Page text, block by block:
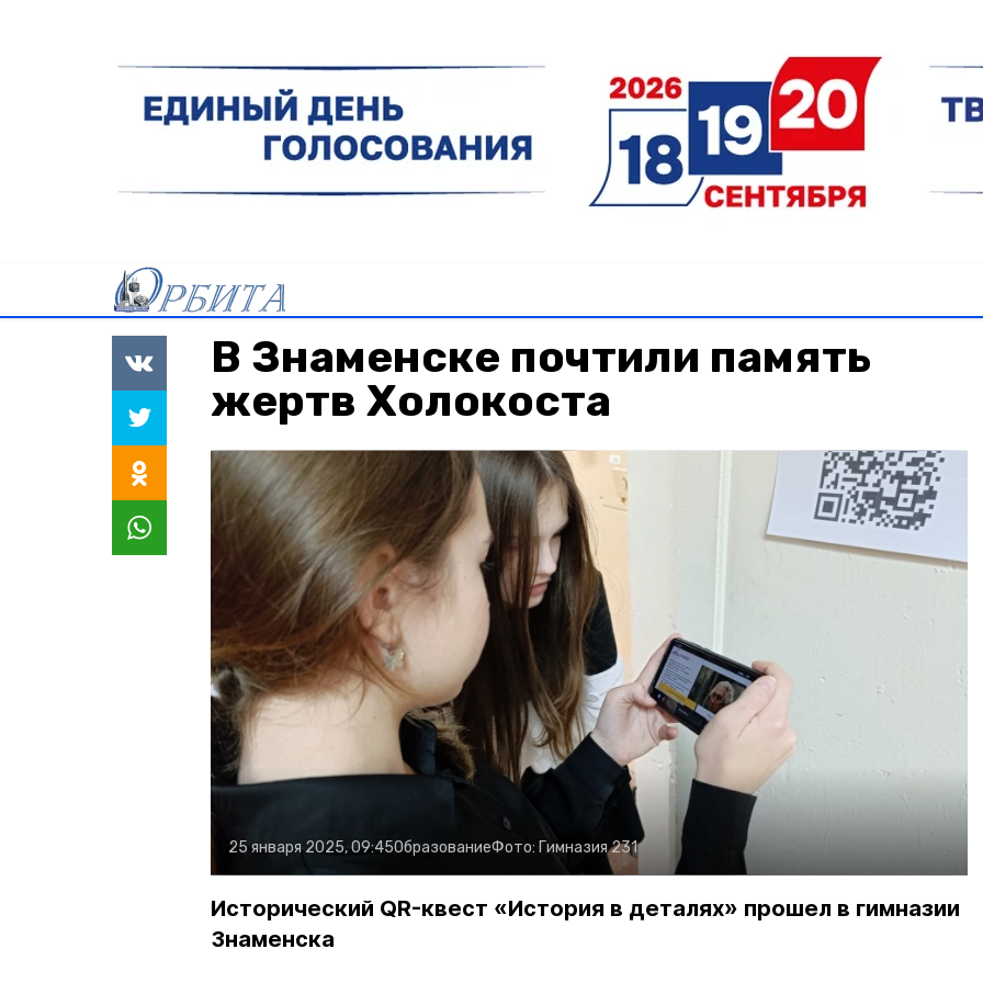
В Знаменске почтили память
жертв Холокоста
25 января 2025, 09:45ОбразованиеФото: Гимназия 231
Исторический QR-квест «История в деталях» прошел в гимназии
Знаменска